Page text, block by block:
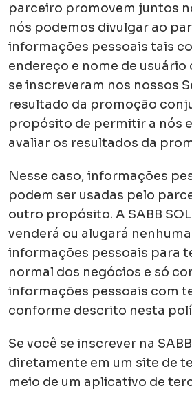
parceiro promovem juntos
nós podemos divulgar ao
informações pessoais tais
endereço e nome de usuário
se inscreveram nos nossos
resultado da promoção
propósito de permitir a nós
avaliar os resultados da
Nesse caso, informações
podem ser usadas pelo
outro propósito. A SABB
venderá ou alugará
informações pessoais para
normal dos negócios e só
informações pessoais com
conforme descrito nesta
Se você se inscrever na
diretamente em um site de
meio de um aplicativo de